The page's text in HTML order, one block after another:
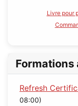
Livre pour
Formations
Refresh
08:00)